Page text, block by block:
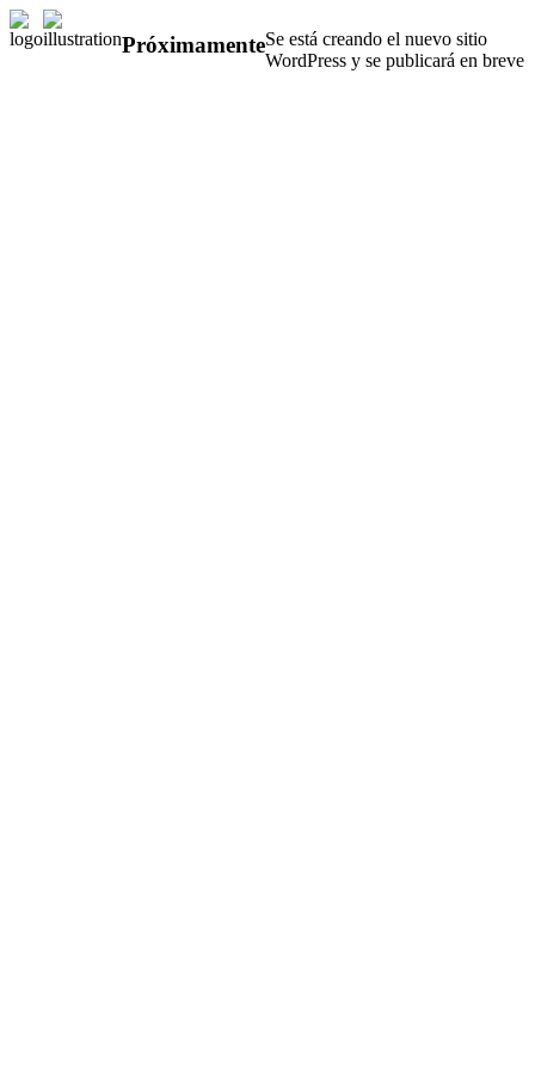
PróximamenteSe está creando el nuevo sitio
WordPress y se publicará en breve